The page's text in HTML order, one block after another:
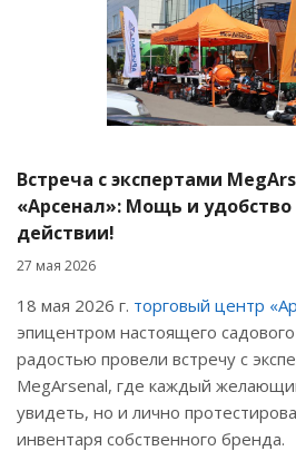
Встреча с экспертами
«Арсенал»: Мощь и удобство
действии!
27 мая 2026
18 мая 2026 г. торговый центр
эпицентром настоящего
радостью провели встречу с
MegArsenal, где каждый
увидеть, но и лично
инвентаря собственного бренда.